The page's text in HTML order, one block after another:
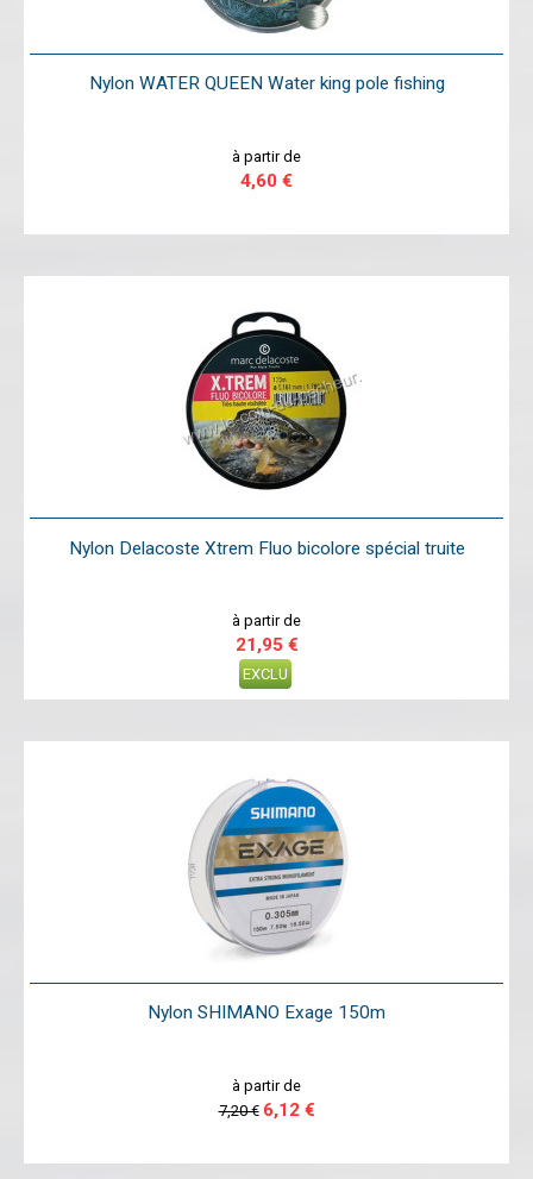
Nylon WATER QUEEN Water king pole fishing
à partir de
4,60 €
Nylon Delacoste Xtrem Fluo bicolore spécial truite
à partir de
21,95 €
EXCLU
Nylon SHIMANO Exage 150m
à partir de
7,20 € 6,12 €